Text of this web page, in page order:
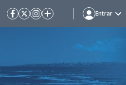
Entrar